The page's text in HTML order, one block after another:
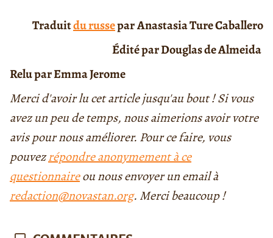
Traduitdu russeparAnastasia Ture Caballero
Édité par Douglas de Almeida
Relu par Emma Jerome
Merci d'avoir lu cet article jusqu'au bout ! Si vous
avez un peu de temps, nous aimerions avoir votre
avis pour nous améliorer. Pour ce faire, vous
pouvezrépondre anonymement à ce
questionnaireou nous envoyer un email à
redaction@novastan.org. Merci beaucoup !